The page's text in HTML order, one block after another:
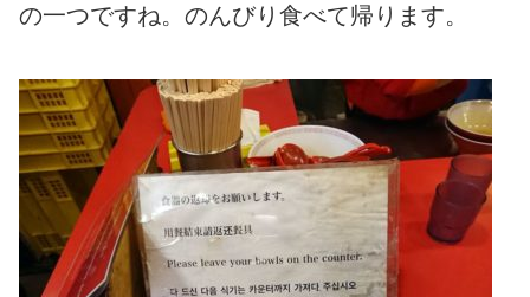
の一つですね。のんびり食べて帰ります。